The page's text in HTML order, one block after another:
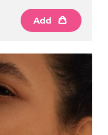
Add